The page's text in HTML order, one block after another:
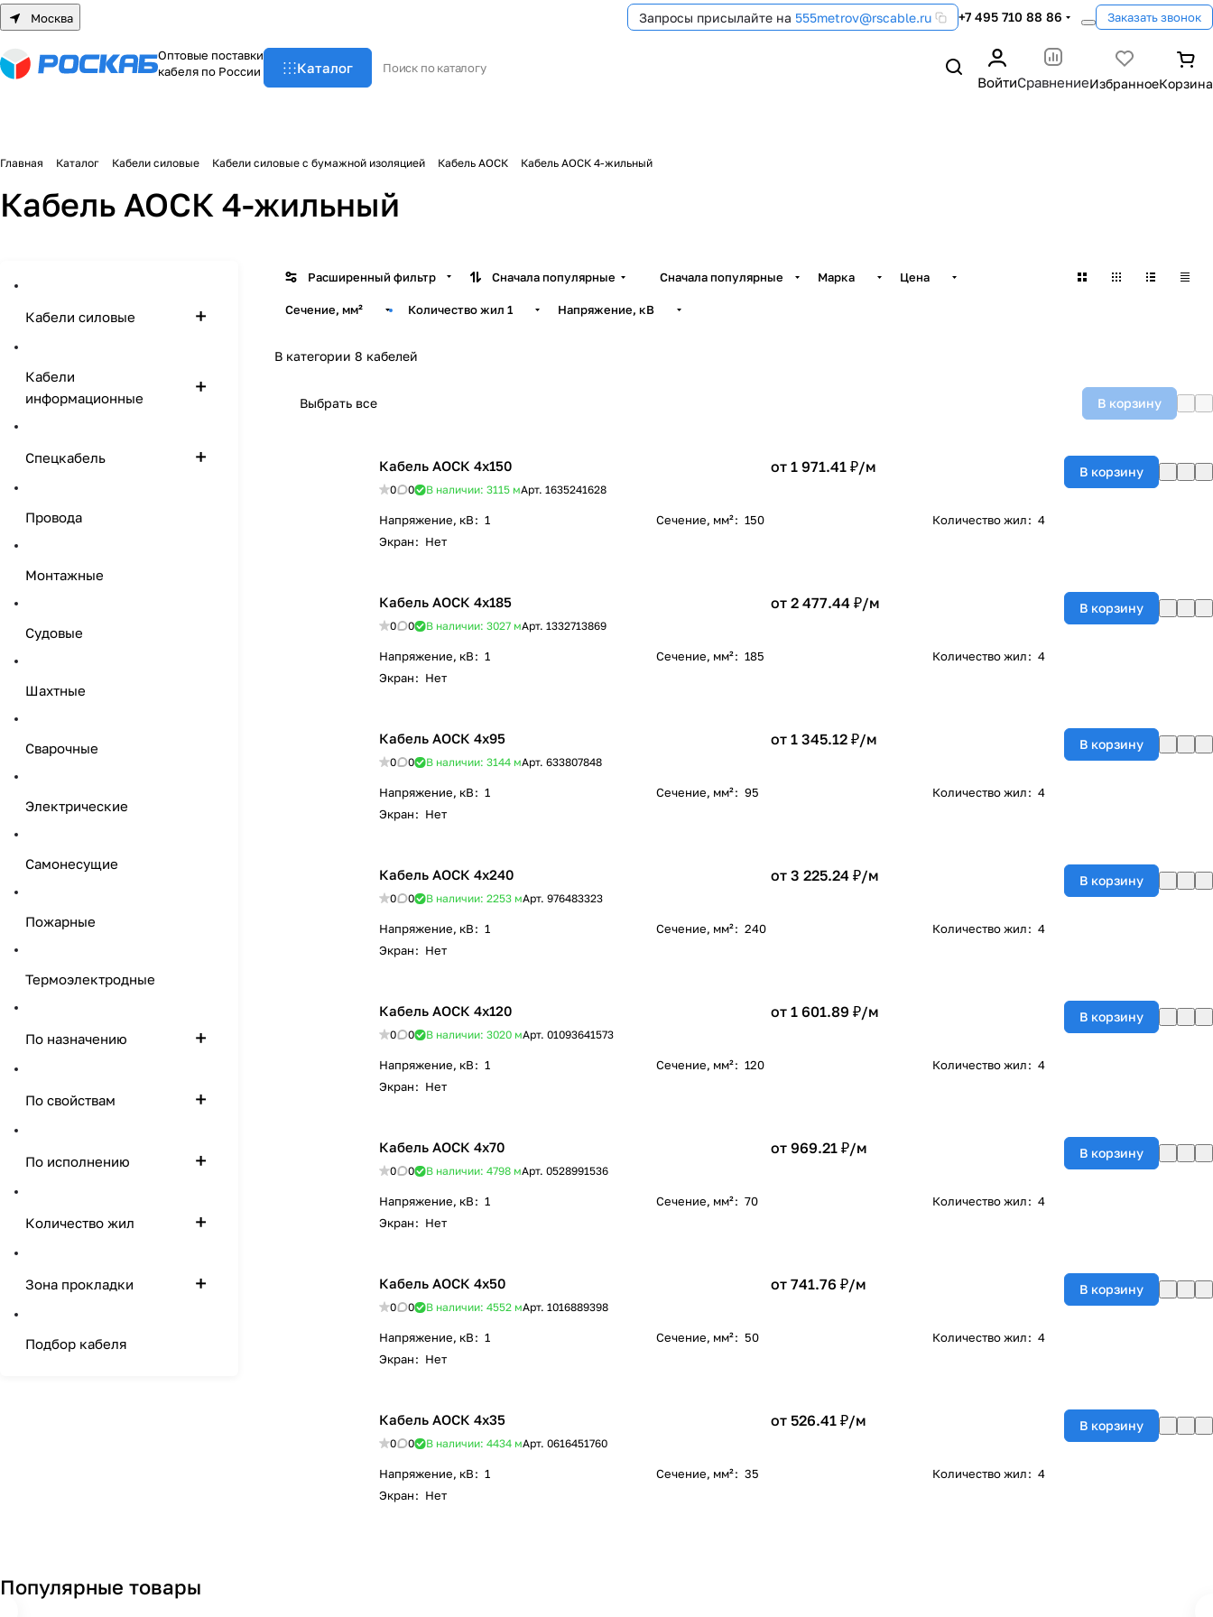
Москва Запросы присылайте на 555metrov@rscable.ru +7 495 710 88 86 Заказать звонок
Оптовые поставки
кабеля по России
Каталог
ВойтиСравнение
Главная Каталог Кабели силовые Кабели силовые с бумажной изоляцией Кабель АОСК Кабель АОСК 4-жильный
Кабель АОСК 4-жильный
Расширенный фильтр Сначала популярные Сначала популярные Марка Цена
Сечение, мм² Количество жил 1 Напряжение, кВ
В категории 8 кабелей
Выбрать все В корзину
Кабель АОСК 4х150
0 0 В наличии: 3115 мАрт. 1635241628
от 1 971.41 ₽/м В корзину
Напряжение, кВ: 1 Сечение, мм²: 150 Количество жил: 4
Экран: Нет
Кабель АОСК 4х185
0 0 В наличии: 3027 мАрт. 1332713869
от 2 477.44 ₽/м В корзину
Напряжение, кВ: 1 Сечение, мм²: 185 Количество жил: 4
Экран: Нет
Кабель АОСК 4х95
0 0 В наличии: 3144 мАрт. 633807848
от 1 345.12 ₽/м В корзину
Напряжение, кВ: 1 Сечение, мм²: 95 Количество жил: 4
Экран: Нет
Кабель АОСК 4х240
0 0 В наличии: 2253 мАрт. 976483323
от 3 225.24 ₽/м В корзину
Напряжение, кВ: 1 Сечение, мм²: 240 Количество жил: 4
Экран: Нет
Кабель АОСК 4х120
0 0 В наличии: 3020 мАрт. 01093641573
от 1 601.89 ₽/м В корзину
Напряжение, кВ: 1 Сечение, мм²: 120 Количество жил: 4
Экран: Нет
Кабель АОСК 4х70
0 0 В наличии: 4798 мАрт. 0528991536
от 969.21 ₽/м В корзину
Напряжение, кВ: 1 Сечение, мм²: 70 Количество жил: 4
Экран: Нет
Кабель АОСК 4х50
0 0 В наличии: 4552 мАрт. 1016889398
от 741.76 ₽/м В корзину
Напряжение, кВ: 1 Сечение, мм²: 50 Количество жил: 4
Экран: Нет
Кабель АОСК 4х35
0 0 В наличии: 4434 мАрт. 0616451760
от 526.41 ₽/м В корзину
Напряжение, кВ: 1 Сечение, мм²: 35 Количество жил: 4
Экран: Нет
Популярные товары
Кабели силовые
Кабели
информационные
Спецкабель
Провода
Монтажные
Судовые
Шахтные
Сварочные
Электрические
Самонесущие
Пожарные
Термоэлектродные
По назначению
По свойствам
По исполнению
Количество жил
Зона прокладки
Подбор кабеля